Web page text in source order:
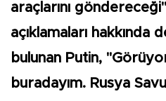
araçlarını
açıklamaları hakkında
bulunan Putin,
buradayım. Rusya